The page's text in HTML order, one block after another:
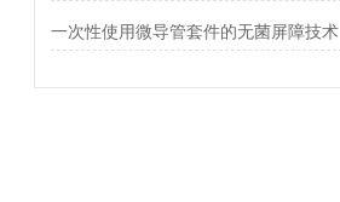
一次性使用微导管套件的无菌屏障技术